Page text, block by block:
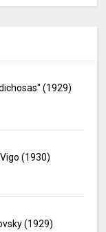
(1929)
(1930)
(1929)